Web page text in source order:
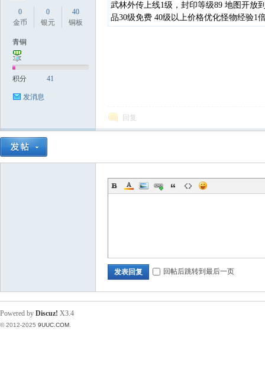
私
0
金币
0
银元
40
铜板
青铜
积分 41
发消息
武林外传上线1级，封印等级89 地图开放
品30级免费 40级以上价格优化怪物经验1
回复
发表回复 回帖后跳转到最后一页
Powered by Discuz! X3.4
© 2012-2025 9UUC.COM